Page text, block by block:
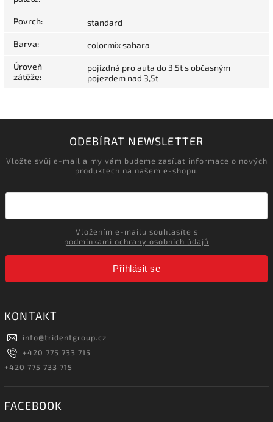
Povrch: standard
Barva: colormix sahara
Úroveň
zátěže:
pojízdná pro auta do 3,5t s občasným
pojezdem nad 3,5t
ODEBÍRAT NEWSLETTER
Vložte svůj e-mail a my vám budeme zasílat informace o nových
produktech na našem e-shopu.
podmínkami ochrany osobních údajů
Přihlásit se
KONTAKT
info@tridentgroup.cz
+420 775 733 715
+420 775 733 715
FACEBOOK